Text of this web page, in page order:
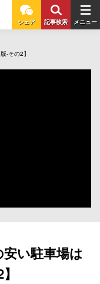
シェア 記事検索 メニュー
-その2】
い駐車場は